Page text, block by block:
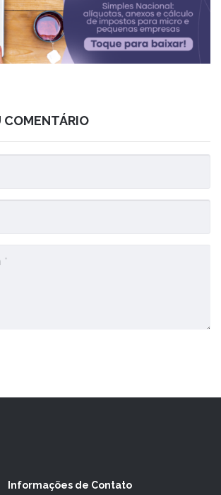
COMENTÁRIO
Informações de Contato